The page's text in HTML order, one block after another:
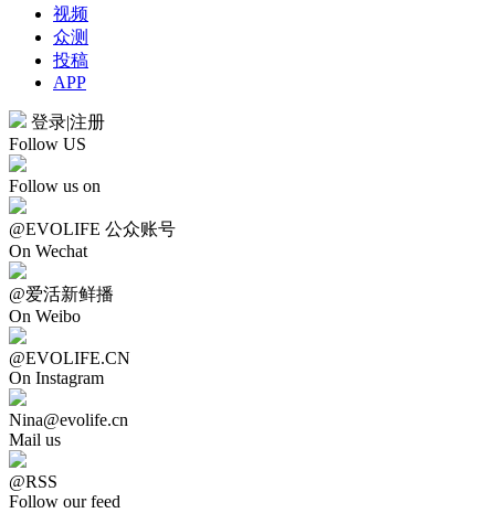
视频
众测
投稿
APP
登录|注册
Follow US
Follow us on
@EVOLIFE 公众账号
On Wechat
@爱活新鲜播
On Weibo
@EVOLIFE.CN
On Instagram
Nina@evolife.cn
Mail us
@RSS
Follow our feed